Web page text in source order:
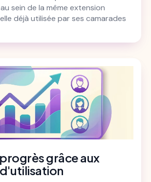
sein de la même extension
déjà utilisée par ses camarades
grâce aux